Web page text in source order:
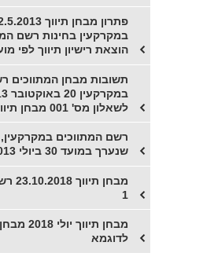
במקרקעין בחינות רשם
הוצאת רישיון תיווך לפי
תשובות מבחן המתווכים
לשאלון מס' 001 מבחן תיווך
רשם המתווכים
שנערך במועד 30 ביולי 2013 גרסה 1
מבחן
1
מבחן
לדוגמא